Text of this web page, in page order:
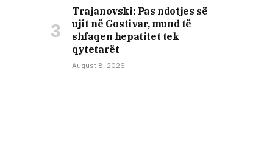
Trajanovski: Pas ndotjes së
ujit në Gostivar, mund të
shfaqen hepatitet tek
qytetarët
August 8, 2026